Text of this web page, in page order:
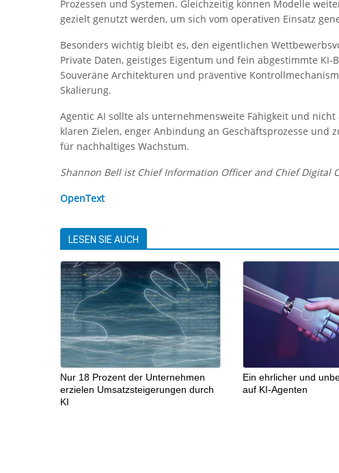
Prozessen und Systemen. Gleichzeitig können Modelle
gezielt genutzt werden, um sich vom operativen Einsatz
Besonders wichtig bleibt es, den eigentlichen
Private Daten, geistiges Eigentum und fein abgestimmte
Souveräne Architekturen und präventive
Skalierung.
Agentic AI sollte als unternehmensweite Fähigkeit und
klaren Zielen, enger Anbindung an Geschäftsprozesse
für nachhaltiges Wachstum.
Shannon Bell ist Chief Information Officer and Chief Digital
OpenText
LESEN SIE AUCH
Nur 18 Prozent der Unternehmen
erzielen Umsatzsteigerungen durch
KI
Ein ehrlicher und
auf KI-Agenten